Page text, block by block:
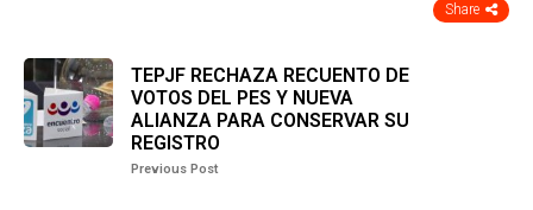
Share
TEPJF RECHAZA RECUENTO DE
VOTOS DEL PES Y NUEVA
ALIANZA PARA CONSERVAR SU
REGISTRO
Previous Post